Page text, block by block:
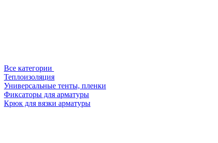
Все категории
Теплоизоляция
Универсальные тенты, пленки
Фиксаторы для арматуры
Крюк для вязки арматуры